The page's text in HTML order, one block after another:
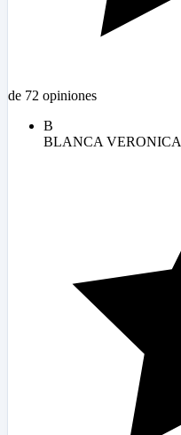
de 72 opiniones
B
BLANCA VERONICA